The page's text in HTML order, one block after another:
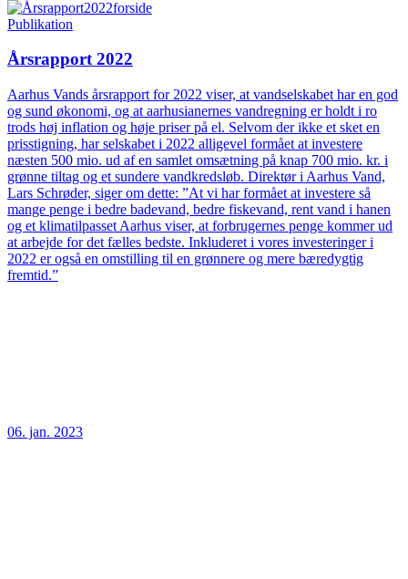
Publikation
Årsrapport 2022
Aarhus Vands årsrapport for 2022 viser, at vandselskabet har en god
og sund økonomi, og at aarhusianernes vandregning er holdt i ro
trods høj inflation og høje priser på el. Selvom der ikke et sket en
prisstigning, har selskabet i 2022 alligevel formået at investere
næsten 500 mio. ud af en samlet omsætning på knap 700 mio. kr. i
grønne tiltag og et sundere vandkredsløb. Direktør i Aarhus Vand,
Lars Schrøder, siger om dette: ”At vi har formået at investere så
mange penge i bedre badevand, bedre fiskevand, rent vand i hanen
og et klimatilpasset Aarhus viser, at forbrugernes penge kommer ud
at arbejde for det fælles bedste. Inkluderet i vores investeringer i
2022 er også en omstilling til en grønnere og mere bæredygtig
fremtid.”
06. jan. 2023